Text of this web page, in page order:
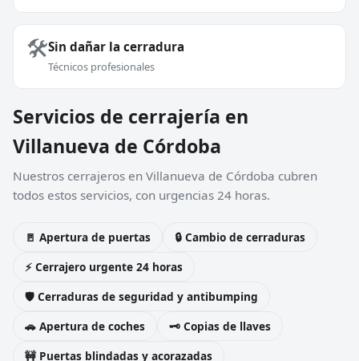
🛠️Sin dañar la cerradura
Técnicos profesionales
Servicios de cerrajería en
Villanueva de Córdoba
Nuestros cerrajeros en Villanueva de Córdoba cubren
todos estos servicios, con urgencias 24 horas.
🚪 Apertura de puertas
🔒 Cambio de cerraduras
⚡ Cerrajero urgente 24 horas
🛡️ Cerraduras de seguridad y antibumping
🚗 Apertura de coches
🗝️ Copias de llaves
🚧 Puertas blindadas y acorazadas